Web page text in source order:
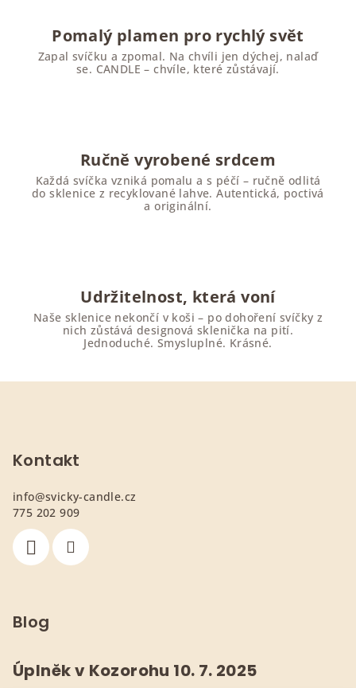
Pomalý plamen pro rychlý svět
Zapal svíčku a zpomal. Na chvíli jen dýchej, nalaď
se. CANDLE – chvíle, které zůstávají.
Ručně vyrobené srdcem
Každá svíčka vzniká pomalu a s péčí – ručně odlitá
do sklenice z recyklované lahve. Autentická, poctivá
a originální.
Udržitelnost, která voní
Naše sklenice nekončí v koši – po dohoření svíčky z
nich zůstává designová sklenička na pití.
Jednoduché. Smysluplné. Krásné.
Kontakt
info@svicky-candle.cz
775 202 909
Blog
Úplněk v Kozorohu 10. 7. 2025